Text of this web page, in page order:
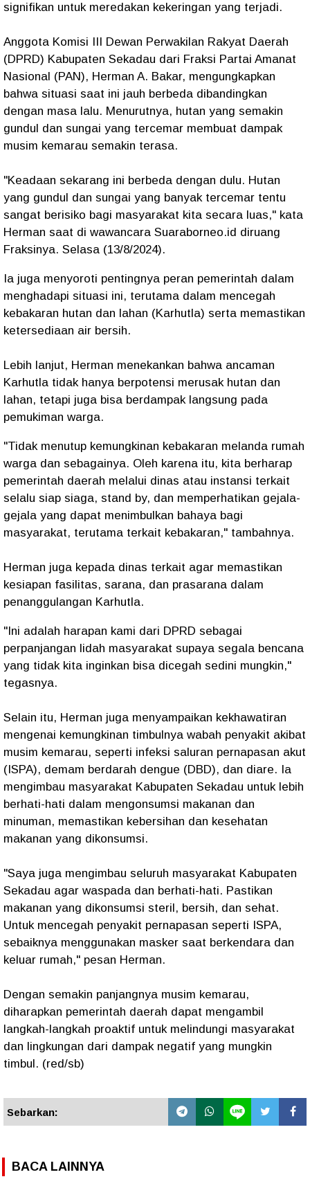
signifikan untuk meredakan kekeringan yang terjadi.
Anggota Komisi III Dewan Perwakilan Rakyat Daerah
(DPRD) Kabupaten Sekadau dari Fraksi Partai Amanat
Nasional (PAN), Herman A. Bakar, mengungkapkan
bahwa situasi saat ini jauh berbeda dibandingkan
dengan masa lalu. Menurutnya, hutan yang semakin
gundul dan sungai yang tercemar membuat dampak
musim kemarau semakin terasa.
"Keadaan sekarang ini berbeda dengan dulu. Hutan
yang gundul dan sungai yang banyak tercemar tentu
sangat berisiko bagi masyarakat kita secara luas," kata
Herman saat di wawancara Suaraborneo.id diruang
Fraksinya. Selasa (13/8/2024).
Ia juga menyoroti pentingnya peran pemerintah dalam
menghadapi situasi ini, terutama dalam mencegah
kebakaran hutan dan lahan (Karhutla) serta memastikan
ketersediaan air bersih.
Lebih lanjut, Herman menekankan bahwa ancaman
Karhutla tidak hanya berpotensi merusak hutan dan
lahan, tetapi juga bisa berdampak langsung pada
pemukiman warga.
"Tidak menutup kemungkinan kebakaran melanda rumah
warga dan sebagainya. Oleh karena itu, kita berharap
pemerintah daerah melalui dinas atau instansi terkait
selalu siap siaga, stand by, dan memperhatikan gejala-
gejala yang dapat menimbulkan bahaya bagi
masyarakat, terutama terkait kebakaran," tambahnya.
Herman juga kepada dinas terkait agar memastikan
kesiapan fasilitas, sarana, dan prasarana dalam
penanggulangan Karhutla.
"Ini adalah harapan kami dari DPRD sebagai
perpanjangan lidah masyarakat supaya segala bencana
yang tidak kita inginkan bisa dicegah sedini mungkin,"
tegasnya.
Selain itu, Herman juga menyampaikan kekhawatiran
mengenai kemungkinan timbulnya wabah penyakit akibat
musim kemarau, seperti infeksi saluran pernapasan akut
(ISPA), demam berdarah dengue (DBD), dan diare. Ia
mengimbau masyarakat Kabupaten Sekadau untuk lebih
berhati-hati dalam mengonsumsi makanan dan
minuman, memastikan kebersihan dan kesehatan
makanan yang dikonsumsi.
"Saya juga mengimbau seluruh masyarakat Kabupaten
Sekadau agar waspada dan berhati-hati. Pastikan
makanan yang dikonsumsi steril, bersih, dan sehat.
Untuk mencegah penyakit pernapasan seperti ISPA,
sebaiknya menggunakan masker saat berkendara dan
keluar rumah," pesan Herman.
Dengan semakin panjangnya musim kemarau,
diharapkan pemerintah daerah dapat mengambil
langkah-langkah proaktif untuk melindungi masyarakat
dan lingkungan dari dampak negatif yang mungkin
timbul. (red/sb)
Sebarkan:
BACA LAINNYA